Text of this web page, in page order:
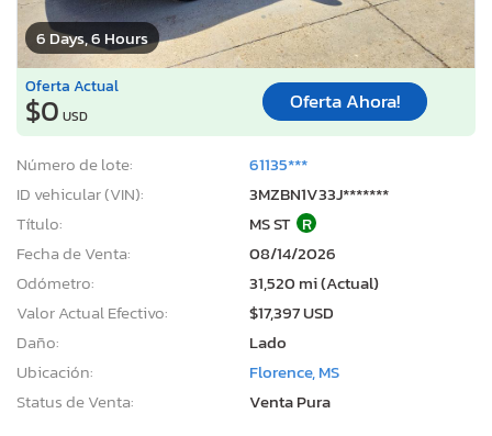
6 Days, 6 Hours
Oferta Actual
$0 USD
Oferta Ahora!
Número de lote:
61135***
ID vehicular (VIN):
3MZBN1V33J*******
Título:
MS ST R
Fecha de Venta:
08/14/2026
Odómetro:
31,520 mi (Actual)
Valor Actual Efectivo:
$17,397 USD
Daño:
Lado
Ubicación:
Florence, MS
Status de Venta:
Venta Pura